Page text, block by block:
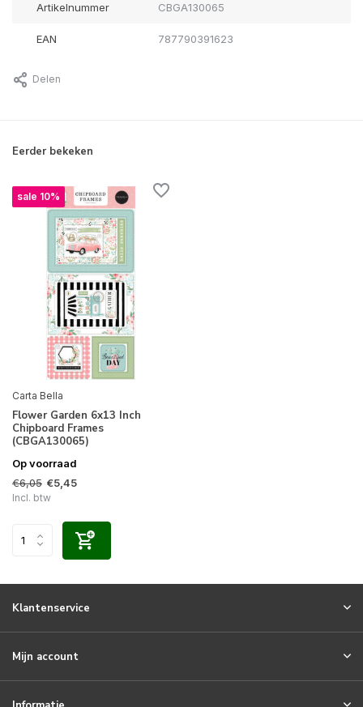
Artikelnummer CBGA130065
EAN 787790391623
Delen
Eerder bekeken
sale 10%
Carta Bella
Flower Garden 6x13 Inch
Chipboard Frames
(CBGA130065)
Op voorraad
€6,05 €5,45
Incl. btw
Klantenservice
Mijn account